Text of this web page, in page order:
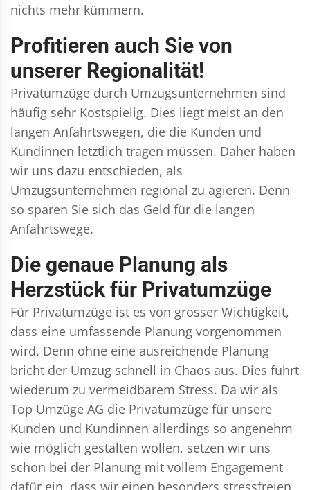
nichts mehr kümmern.
Profitieren auch Sie von
unserer Regionalität!
Privatumzüge durch Umzugsunternehmen sind
häufig sehr Kostspielig. Dies liegt meist an den
langen Anfahrtswegen, die die Kunden und
Kundinnen letztlich tragen müssen. Daher haben
wir uns dazu entschieden, als
Umzugsunternehmen regional zu agieren. Denn
so sparen Sie sich das Geld für die langen
Anfahrtswege.
Die genaue Planung als
Herzstück für Privatumzüge
Für Privatumzüge ist es von grosser Wichtigkeit,
dass eine umfassende Planung vorgenommen
wird. Denn ohne eine ausreichende Planung
bricht der Umzug schnell in Chaos aus. Dies führt
wiederum zu vermeidbarem Stress. Da wir als
Top Umzüge AG die Privatumzüge für unsere
Kunden und Kundinnen allerdings so angenehm
wie möglich gestalten wollen, setzen wir uns
schon bei der Planung mit vollem Engagement
dafür ein, dass wir einen besonders stressfreien